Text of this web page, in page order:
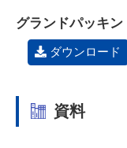
グランドパッキン
ダウンロード
資料